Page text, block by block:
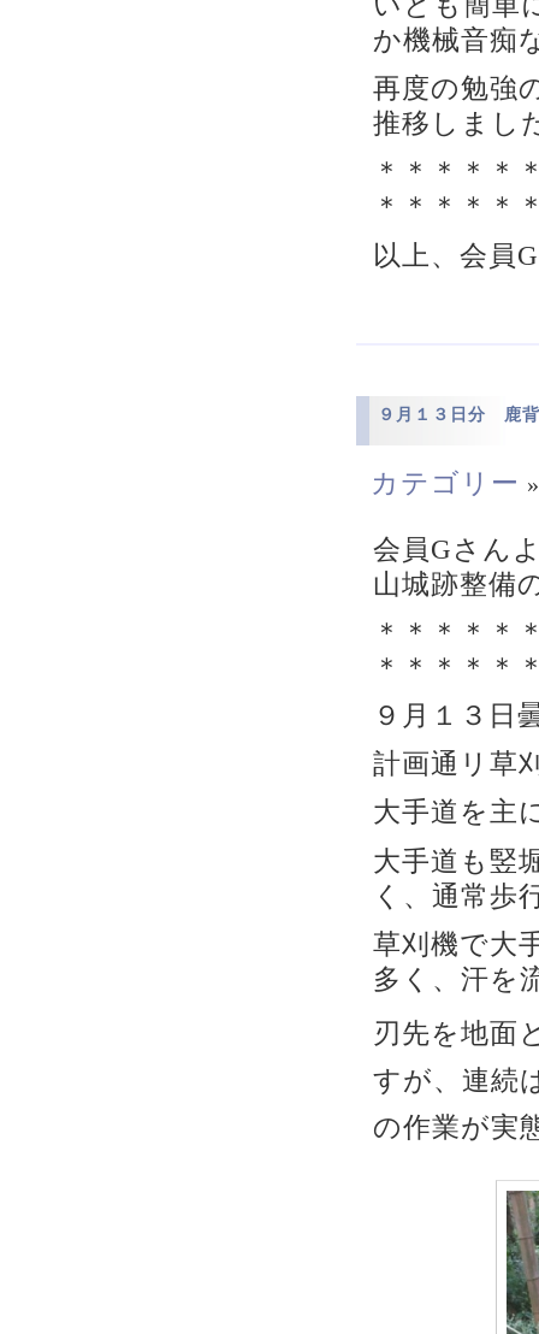
か機械音痴
再度の勉強
推移しまし
＊＊＊＊＊
＊＊＊＊＊
以上、会員
９月１３日分 鹿
カテゴリー
会員Gさん
山城跡整備
＊＊＊＊＊
＊＊＊＊＊
９月１３日
計画通リ草
大手道を主
大手道も竪
く、通常歩
草刈機で大
多く、汗を
刃先を地面
すが、連続
の作業が実